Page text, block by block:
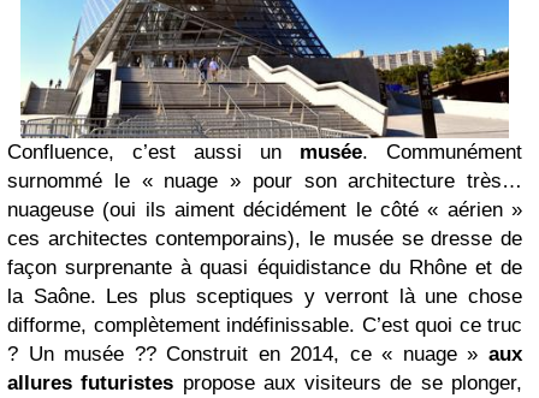
Confluence, c’est aussi un musée. Communément
surnommé le « nuage » pour son architecture très…
nuageuse (oui ils aiment décidément le côté « aérien »
ces architectes contemporains), le musée se dresse de
façon surprenante à quasi équidistance du Rhône et de
la Saône. Les plus sceptiques y verront là une chose
difforme, complètement indéfinissable. C’est quoi ce truc
? Un musée ?? Construit en 2014, ce « nuage » aux
allures futuristes propose aux visiteurs de se plonger,